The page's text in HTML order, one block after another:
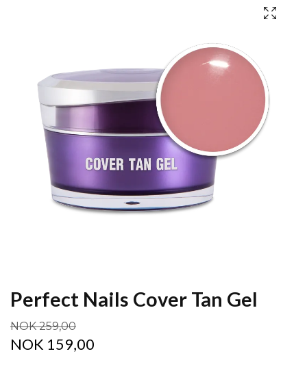
Perfect Nails Cover Tan Gel
NOK 259,00
NOK 159,00